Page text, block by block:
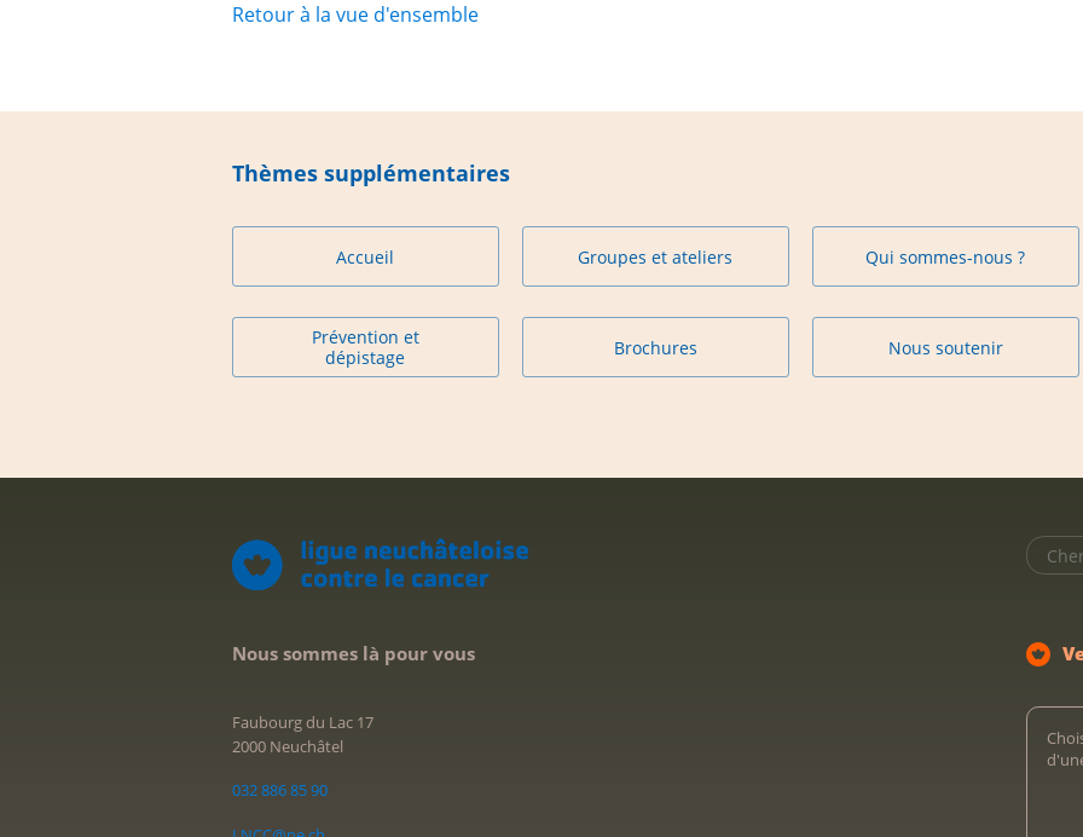
Retour à la vue d'ensemble
Thèmes supplémentaires
Accueil Groupes et ateliers Qui sommes-nous ?
Prévention et
dépistage
Brochures Nous soutenir
Nous sommes là pour vous
Faubourg du Lac 17
2000 Neuchâtel
032 886 85 90